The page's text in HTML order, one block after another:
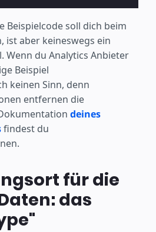
Beispielcode soll dich beim
ist aber keineswegs ein
Wenn du Analytics Anbieter
Beispiel
keinen Sinn, denn
entfernen die
deines
findest du
für die
das